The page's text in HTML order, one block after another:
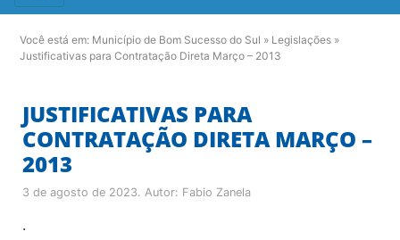
Você está em: Município de Bom Sucesso do Sul » Legislações »
Justificativas para Contratação Direta Março – 2013
JUSTIFICATIVAS PARA
CONTRATAÇÃO DIRETA MARÇO –
2013
3 de agosto de 2023. Autor: Fabio Zanela
.